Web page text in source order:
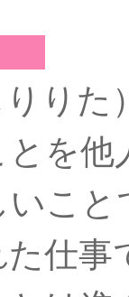
りた
を他
こと
仕事